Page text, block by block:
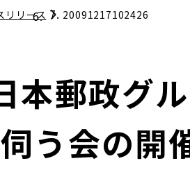
社長室通信
JP 改革実行委員
広告ギャラリー
開示情報検索
リリース 20091217102426
本郵政グ
う会の開